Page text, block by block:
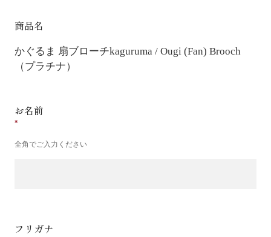
商品名
かぐるま 扇ブローチkaguruma / Ougi (Fan) Brooch
（プラチナ）
お名前
全角でご入力ください
フリガナ